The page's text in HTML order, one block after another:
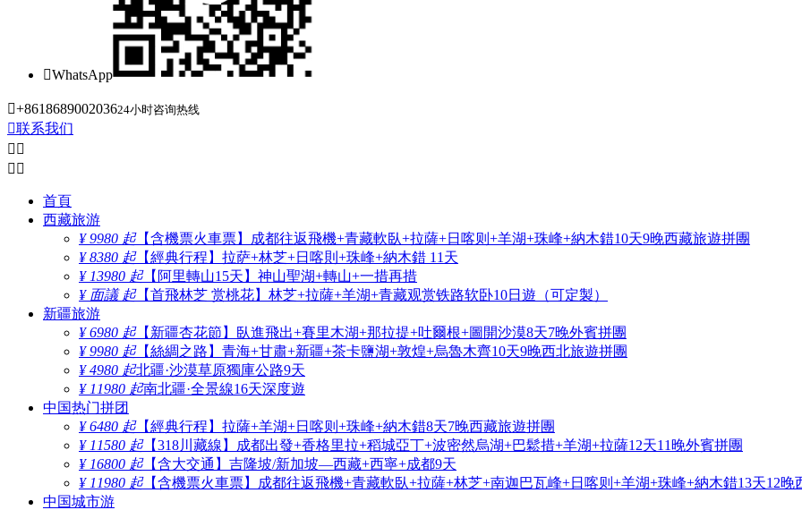
WhatsApp
+861868900203624小时咨询热线
联系我们
 
 
首頁
西藏旅游
¥ 9980 起【含機票火車票】成都往返飛機+青藏軟臥+拉薩+日喀则+羊湖+珠峰+納木錯10天9晚西藏旅遊拼團
¥ 8380 起【經典行程】拉萨+林芝+日喀則+珠峰+納木錯 11天
¥ 13980 起【阿里轉山15天】神山聖湖+轉山+一措再措
¥ 面議 起【首飛林芝 赏桃花】林芝+拉薩+羊湖+青藏观赏铁路软卧10日遊（可定製）
新疆旅游
¥ 6980 起【新疆杏花節】臥進飛出+賽里木湖+那拉提+吐爾根+圖開沙漠8天7晚外賓拼團
¥ 9980 起【絲綢之路】青海+甘肅+新疆+茶卡鹽湖+敦煌+烏魯木齊10天9晚西北旅遊拼團
¥ 4980 起北疆·沙漠草原獨庫公路9天
¥ 11980 起南北疆·全景線16天深度遊
中国热门拼团
¥ 6480 起【經典行程】拉薩+羊湖+日喀则+珠峰+納木錯8天7晚西藏旅遊拼團
¥ 11580 起【318川藏線】成都出發+香格里拉+稻城亞丁+波密然烏湖+巴鬆措+羊湖+拉薩12天11晚外賓拼團
¥ 16800 起【含大交通】吉隆坡/新加坡—西藏+西寧+成都9天
¥ 11980 起【含機票火車票】成都往返飛機+青藏軟臥+拉薩+林芝+南迦巴瓦峰+日喀则+羊湖+珠峰+納木錯13天12晚
中国城市游